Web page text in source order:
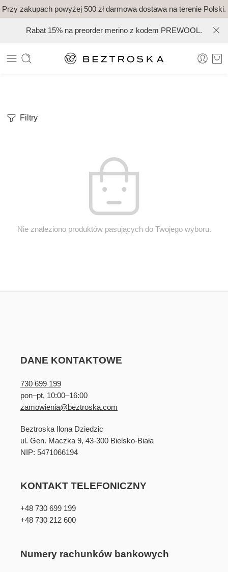
Przy zakupach powyżej 500 zł darmowa dostawa na terenie Polski.
Rabat 15% na preorder merino z kodem PREWOOL.
Filtry
Nie znaleziono produktów pasujących do Twojego wyboru.
DANE KONTAKTOWE
730 699 199
pon–pt, 10:00–16:00
zamowienia@beztroska.com
Beztroska Ilona Dziedzic
ul. Gen. Maczka 9, 43-300 Bielsko-Biała
NIP: 5471066194
KONTAKT TELEFONICZNY
+48 730 699 199
+48 730 212 600
Numery rachunków bankowych